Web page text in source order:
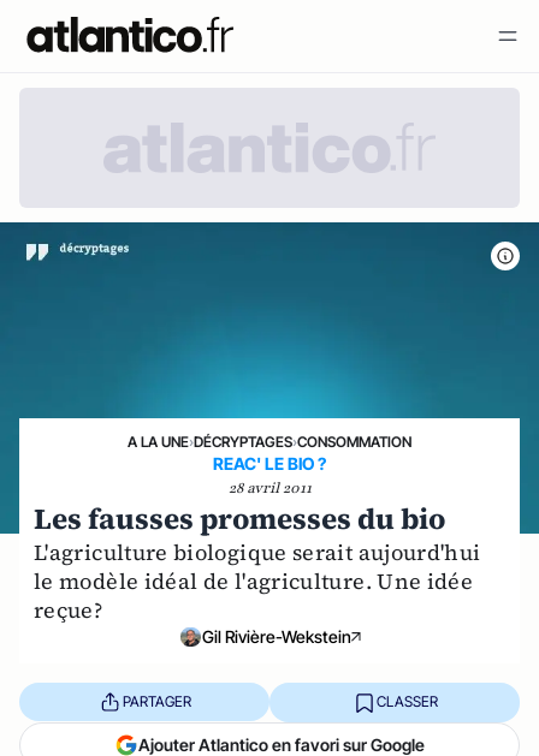
A LA UNE›DÉCRYPTAGES›CONSOMMATION
REAC' LE BIO ?
28 avril 2011
Les fausses promesses du bio
L'agriculture biologique serait aujourd'hui
le modèle idéal de l'agriculture. Une idée
reçue?
Gil Rivière-Wekstein
PARTAGER CLASSER
Ajouter Atlantico en favori sur Google